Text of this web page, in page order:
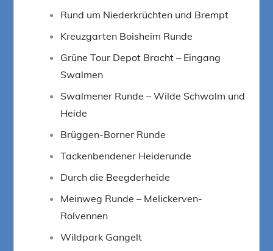
Rund um Niederkrüchten und Brempt
Kreuzgarten Boisheim Runde
Grüne Tour Depot Bracht – Eingang
Swalmen
Swalmener Runde – Wilde Schwalm und
Heide
Brüggen-Borner Runde
Tackenbendener Heiderunde
Durch die Beegderheide
Meinweg Runde – Melickerven-
Rolvennen
Wildpark Gangelt